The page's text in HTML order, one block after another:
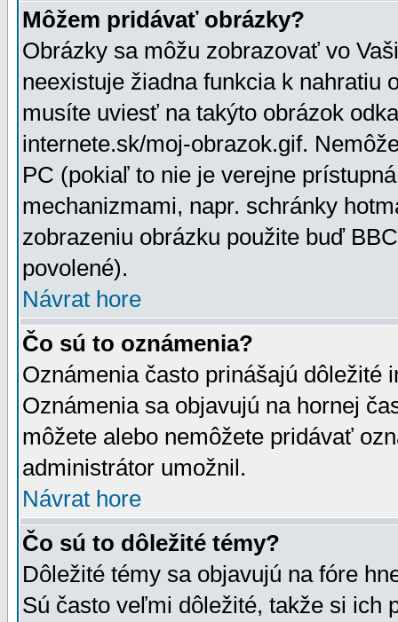
Môžem pridávať obrázky?
Obrázky sa môžu zobrazovať vo
neexistuje žiadna funkcia k nahratiu
musíte uviesť na takýto obrázok
internete.sk/moj-obrazok.gif.
PC (pokiaľ to nie je verejne
mechanizmami, napr. schránky
zobrazeniu obrázku použite buď
povolené).
Návrat hore
Čo sú to oznámenia?
Oznámenia často prinášajú dôležité
Oznámenia sa objavujú na hornej
môžete alebo nemôžete pridávať
administrátor umožnil.
Návrat hore
Čo sú to dôležité témy?
Dôležité témy sa objavujú na fóre
Sú často veľmi dôležité, takže si ich